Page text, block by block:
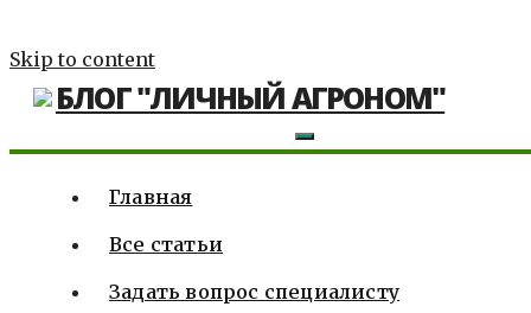
Skip to content
БЛОГ "ЛИЧНЫЙ АГРОНОМ"
Главная
Все статьи
Задать вопрос специалисту